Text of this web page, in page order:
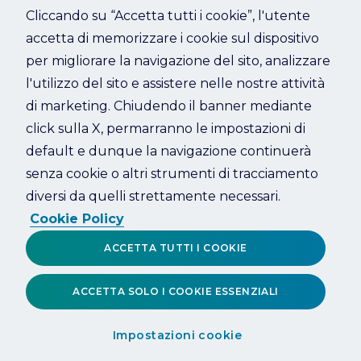
Refresh
Cliccando su “Accetta tutti i cookie”, l'utente
accetta di memorizzare i cookie sul dispositivo
per migliorare la navigazione del sito, analizzare
l'utilizzo del sito e assistere nelle nostre attività
di marketing. Chiudendo il banner mediante
click sulla X, permarranno le impostazioni di
default e dunque la navigazione continuerà
senza cookie o altri strumenti di tracciamento
diversi da quelli strettamente necessari.
Cookie Policy
Impostazioni cookie
ACCETTA SOLO I COOKIE ESSENZIALI
ACCETTA TUTTI I COOKIE